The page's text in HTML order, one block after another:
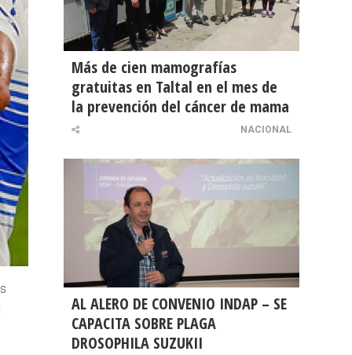
Más de cien mamografías
gratuitas en Taltal en el mes de
la prevención del cáncer de mama
NACIONAL
AL ALERO DE CONVENIO INDAP – SE
CAPACITA SOBRE PLAGA
DROSOPHILA SUZUKII